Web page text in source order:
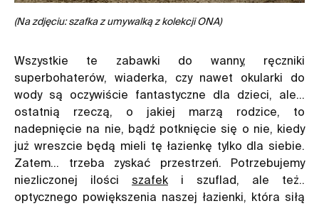
Wszystkie te zabawki do wanny, ręczniki
superbohaterów, wiaderka, czy nawet okularki do
wody są oczywiście fantastyczne dla dzieci, ale…
ostatnią rzeczą, o jakiej marzą rodzice, to
nadepnięcie na nie, bądź potknięcie się o nie, kiedy
już wreszcie będą mieli tę łazienkę tylko dla siebie.
Zatem… trzeba zyskać przestrzeń. Potrzebujemy
niezliczonej ilości szafek i szuflad, ale też..
optycznego powiększenia naszej łazienki, która siłą
(Na zdjęciu: szafka z umywalką z kolekcji ONA)